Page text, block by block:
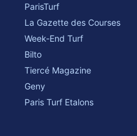
ParisTurf
La Gazette des Courses
Week-End Turf
Bilto
Tiercé Magazine
Geny
Paris Turf Etalons